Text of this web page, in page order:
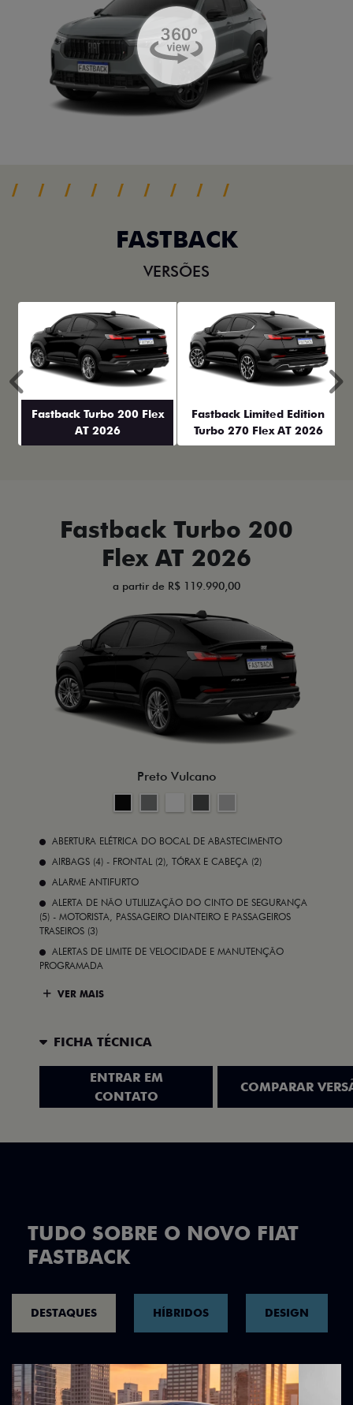
FASTBACK
VERSÕES
Fastback Turbo 200 Flex
AT 2026
Fastback Limited Edition
Turbo 270 Flex AT 2026
Anterior
Fastback Turbo 200
Flex AT 2026
a partir de R$ 119.990,00
Preto Vulcano
ABERTURA ELÉTRICA DO BOCAL DE ABASTECIMENTO
AIRBAGS (4) - FRONTAL (2), TÓRAX E CABEÇA (2)
ALARME ANTIFURTO
ALERTA DE NÃO UTLILIZAÇÃO DO CINTO DE SEGURANÇA
(5) - MOTORISTA, PASSAGEIRO DIANTEIRO E PASSAGEIROS
TRASEIROS (3)
ALERTAS DE LIMITE DE VELOCIDADE E MANUTENÇÃO
PROGRAMADA
VER MAIS
FICHA TÉCNICA
ENTRAR EM
CONTATO
COMPARAR
TUDO SOBRE O NOVO FIAT
FASTBACK
DESTAQUES HÍBRIDOS DESIGN